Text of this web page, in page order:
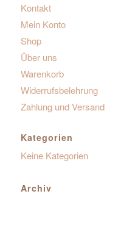
Kontakt
Mein Konto
Shop
Über uns
Warenkorb
Widerrufsbelehrung
Zahlung und Versand
Kategorien
Keine Kategorien
Archiv